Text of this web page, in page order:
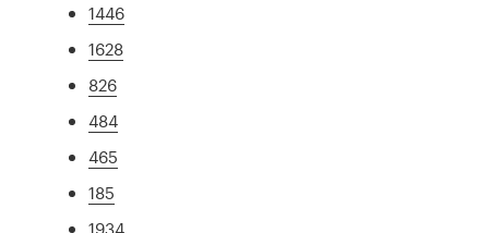
1446
1628
826
484
465
185
1934